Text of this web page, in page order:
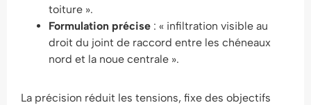
toiture ».
Formulation précise : « infiltration visible au
droit du joint de raccord entre les chéneaux
nord et la noue centrale ».
La précision réduit les tensions, fixe des objectifs